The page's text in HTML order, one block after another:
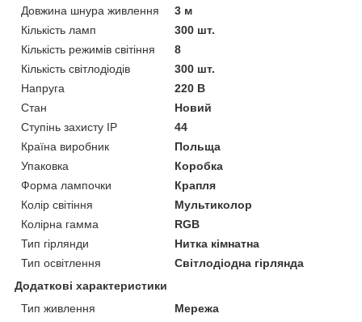
Довжина шнура живлення
3 м
Кількість ламп
300 шт.
Кількість режимів світіння
8
Кількість світлодіодів
300 шт.
Напруга
220 В
Стан
Новий
Ступінь захисту IP
44
Країна виробник
Польща
Упаковка
Коробка
Форма лампочки
Крапля
Колір світіння
Мультиколор
Колірна гамма
RGB
Тип гірлянди
Нитка кімнатна
Тип освітлення
Світлодіодна гірлянда
Додаткові характеристики
Тип живлення
Мережа